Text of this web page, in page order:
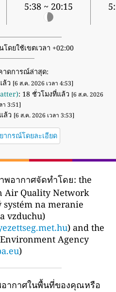
5:38 ~ 20:15
ดยใช้เขตเวลา +02:00
าดการณ์ล่าสุด:
ล้ว [6 ส.ค. 2026 เวลา 4:53]
: 18 ชั่วโมงที่แล้ว [6 ส.ค. 2026
า 3:51]
ล้ว [6 ส.ค. 2026 เวลา 3:53]
ากรณ์โดยละเอียด
อากาศจัดทำโดย: the
Air Quality Network
systém na meranie
vzduchu)
) and the
Agency
)
ากาศในพื้นที่ของคุณหรือ